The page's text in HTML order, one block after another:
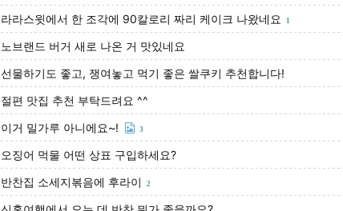
라라스윗에서 한 조각에 90칼로리 짜리 케이크 나왔네요 1
노브랜드 버거 새로 나온 거 맛있네요
선물하기도 좋고, 쟁여놓고 먹기 좋은 쌀쿠키 추천합니다!
절편 맛집 추천 부탁드려요 ^^
이거 밀가루 아니에요~! 3
오징어 먹물 어떤 상표 구입하세요?
반찬집 소세지볶음에 후라이 2